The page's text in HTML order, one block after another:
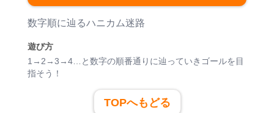
ゲーム紹介
数字順に辿るハニカム迷路
遊び方
1→2→3→4…と数字の順番通りに辿っていきゴールを目
指そう！
TOPへもどる